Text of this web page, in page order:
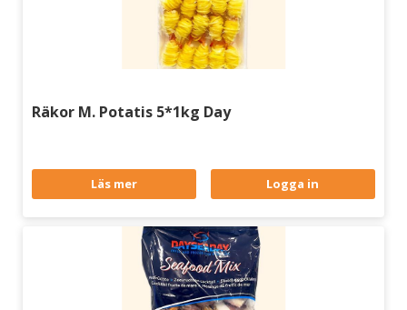
Räkor M. Potatis 5*1kg Day
Läs mer Logga in